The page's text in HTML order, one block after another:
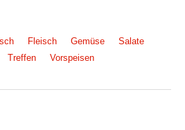
Fleisch Gemüse
Salate
Treffen Vorspeisen